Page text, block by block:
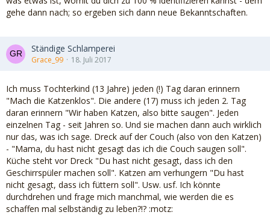
gehe dann nach; so ergeben sich dann neue Bekanntschaften.
Ständige Schlamperei
Grace_99 18. Juli 2017
Ich muss Tochterkind (13 Jahre) jeden (!) Tag daran erinnern
"Mach die Katzenklos". Die andere (17) muss ich jeden 2. Tag
daran erinnern "Wir haben Katzen, also bitte saugen". Jeden
einzelnen Tag - seit Jahren so. Und sie machen dann auch wirklich
nur das, was ich sage. Dreck auf der Couch (also von den Katzen)
- "Mama, du hast nicht gesagt das ich die Couch saugen soll".
Küche steht vor Dreck "Du hast nicht gesagt, dass ich den
Geschirrspüler machen soll". Katzen am verhungern "Du hast
nicht gesagt, dass ich füttern soll". Usw. usf. Ich könnte
durchdrehen und frage mich manchmal, wie werden die es
schaffen mal selbständig zu leben?!? :motz: